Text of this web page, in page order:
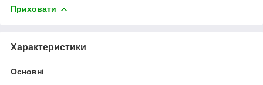
Приховати
Характеристики
Основні